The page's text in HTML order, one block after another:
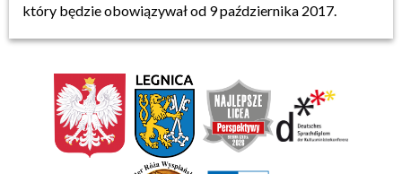
który będzie obowiązywał od 9 października 2017.